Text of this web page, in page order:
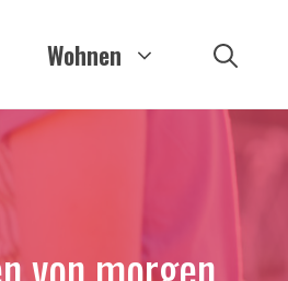
Wohnen